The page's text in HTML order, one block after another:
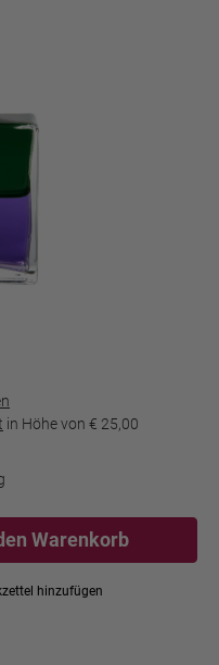
in Höhe von € 25,00
Warenkorb
hinzufügen